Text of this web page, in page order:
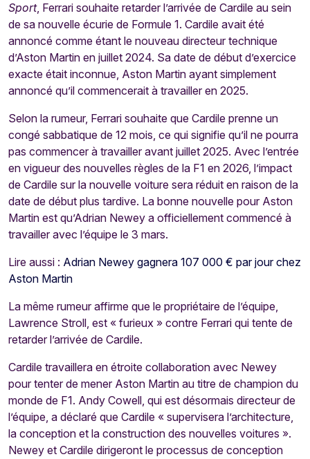
Sport, Ferrari souhaite retarder l’arrivée de Cardile au sein
de sa nouvelle écurie de Formule 1. Cardile avait été
annoncé comme étant le nouveau directeur technique
d’Aston Martin en juillet 2024. Sa date de début d’exercice
exacte était inconnue, Aston Martin ayant simplement
annoncé qu’il commencerait à travailler en 2025.
Selon la rumeur, Ferrari souhaite que Cardile prenne un
congé sabbatique de 12 mois, ce qui signifie qu’il ne pourra
pas commencer à travailler avant juillet 2025. Avec l’entrée
en vigueur des nouvelles règles de la F1 en 2026, l’impact
de Cardile sur la nouvelle voiture sera réduit en raison de la
date de début plus tardive. La bonne nouvelle pour Aston
Martin est qu’Adrian Newey a officiellement commencé à
travailler avec l’équipe le 3 mars.
Lire aussi : Adrian Newey gagnera 107 000 € par jour chez
Aston Martin
La même rumeur affirme que le propriétaire de l’équipe,
Lawrence Stroll, est « furieux » contre Ferrari qui tente de
retarder l’arrivée de Cardile.
Cardile travaillera en étroite collaboration avec Newey
pour tenter de mener Aston Martin au titre de champion du
monde de F1. Andy Cowell, qui est désormais directeur de
l’équipe, a déclaré que Cardile « supervisera l’architecture,
la conception et la construction des nouvelles voitures ».
Newey et Cardile dirigeront le processus de conception